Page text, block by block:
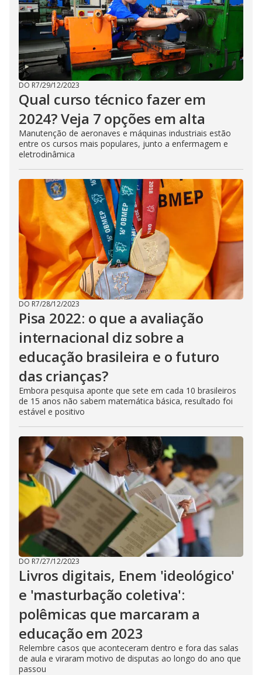
DO R7/29/12/2023
Qual curso técnico fazer em
2024? Veja 7 opções em alta
Manutenção de aeronaves e máquinas industriais estão
entre os cursos mais populares, junto a enfermagem e
eletrodinâmica
DO R7/28/12/2023
Pisa 2022: o que a avaliação
internacional diz sobre a
educação brasileira e o futuro
das crianças?
Embora pesquisa aponte que sete em cada 10 brasileiros
de 15 anos não sabem matemática básica, resultado foi
estável e positivo
DO R7/27/12/2023
Livros digitais, Enem 'ideológico'
e 'masturbação coletiva':
polêmicas que marcaram a
educação em 2023
Relembre casos que aconteceram dentro e fora das salas
de aula e viraram motivo de disputas ao longo do ano que
passou